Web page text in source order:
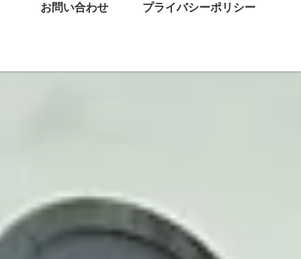
お問い合わせ プライバシーポリシー